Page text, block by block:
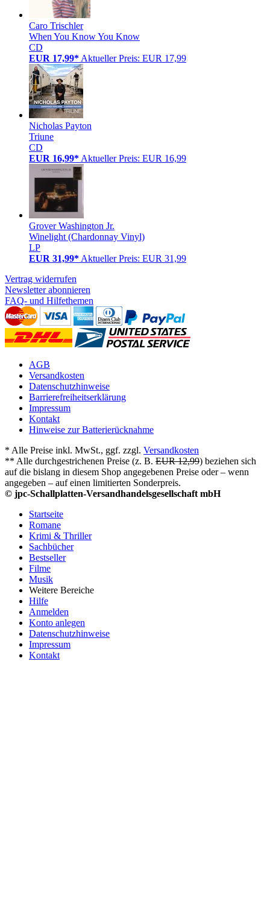
Caro Trischler
When You Know You Know
CD
EUR 17,99* Aktueller Preis: EUR 17,99
Nicholas Payton
Triune
CD
EUR 16,99* Aktueller Preis: EUR 16,99
Grover Washington Jr.
Winelight (Chardonnay Vinyl)
LP
EUR 31,99* Aktueller Preis: EUR 31,99
Vertrag widerrufen
Newsletter abonnieren
FAQ- und Hilfethemen
AGB
Versandkosten
Datenschutzhinweise
Barrierefreiheitserklärung
Impressum
Kontakt
Hinweise zur Batterierücknahme
* Alle Preise inkl. MwSt., ggf. zzgl. Versandkosten
** Alle durchgestrichenen Preise (z. B. EUR 12,99) beziehen sich
auf die bislang in diesem Shop angegebenen Preise oder – wenn
angegeben – auf einen limitierten Sonderpreis.
© jpc-Schallplatten-Versandhandelsgesellschaft mbH
Startseite
Romane
Krimi & Thriller
Sachbücher
Bestseller
Filme
Musik
Weitere Bereiche
Hilfe
Anmelden
Konto anlegen
Datenschutzhinweise
Impressum
Kontakt